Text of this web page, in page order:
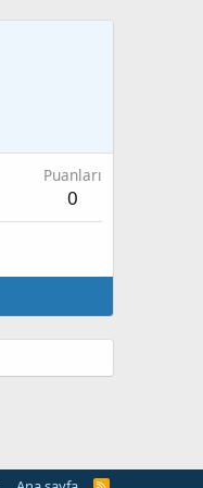
Puanları
0
R